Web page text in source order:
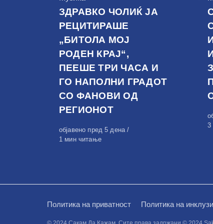
ЗДРАВКО ЧОЛИЌ ЈА
РЕЦИТИРАШЕ
„БИТОЛА МОЈ
РОДЕН КРАЈ“,
ПЕЕШЕ ТРИ ЧАСА И
ГО НАПОЛНИ ГРАДОТ
СО ФАНОВИ ОД
РЕГИОНОТ
Објавено
на
објавено пред 5 дена
1 мин читање
3
Политика на приватност Политика на